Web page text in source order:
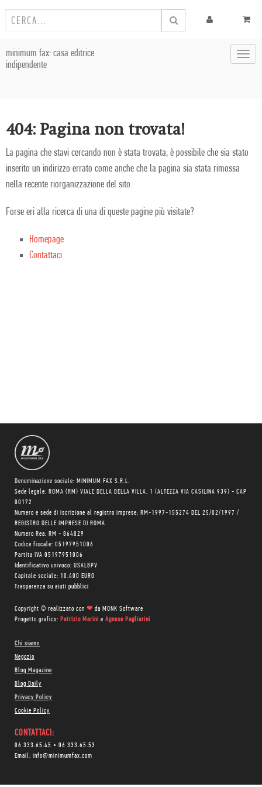
minimum fax: casa editrice
indipendente
404: Pagina non trovata!
La pagina che stavi cercando non è stata trovata; è possibile che sia stato
inserito un indirizzo errato come anche che la pagina sia stata rimossa
nella recente riorganizzazione del sito.
Forse eri alla ricerca di una di queste pagine più visitate?
Homepage
Contattaci
Denominazione sociale: MINIMUM FAX S.R.L.
Sede legale: ROMA (RM) VIALE DELLA BELLA VILLA, 1 (ALTEZZA VIA CASILINA 939) - CAP
00172
Numero e sede di iscrizione al registro imprese: RM-1997-155274 DEL 25/02/1997 /
REGISTRO DELLE IMPRESE DI ROMA
Numero Rea: RM - 864029
Codice fiscale: 05197951006
Partita IVA 05197951006
Identificativo univoco: USAL8PV
Capitale sociale: 10.400 EURO
Trasparenza su aiuti pubblici
Copyright © realizzato con ❤ da MONK Software
Progetto grafico: Patrizio Marini e Agnese Pagliarini
Chi siamo
Negozio
Blog Magazine
Blog Daily
Privacy Policy
Cookie Policy
CONTATTACI:
06 333.65.45 • 06 333.65.53
Email: info@minimumfax.com